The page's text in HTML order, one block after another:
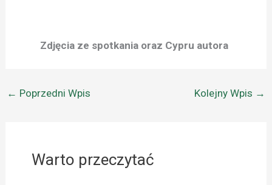
Zdjęcia ze spotkania oraz Cypru autora
← Poprzedni Wpis Kolejny Wpis →
Warto przeczytać